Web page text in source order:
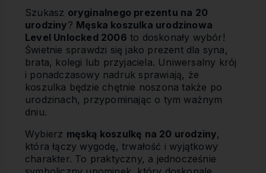
Szukasz oryginalnego prezentu na 20
urodziny? Męska koszulka urodzinowa
Level Unlocked 2006 to doskonały wybór!
Świetnie sprawdzi się jako prezent dla syna,
brata, kolegi lub przyjaciela. Uniwersalny krój
i ponadczasowy nadruk sprawiają, że
koszulka będzie chętnie noszona także po
urodzinach, przypominając o tym ważnym
dniu.
Wybierz męską koszulkę na 20 urodziny,
która łączy wygodę, trwałość i wyjątkowy
charakter. To praktyczny, a jednocześnie